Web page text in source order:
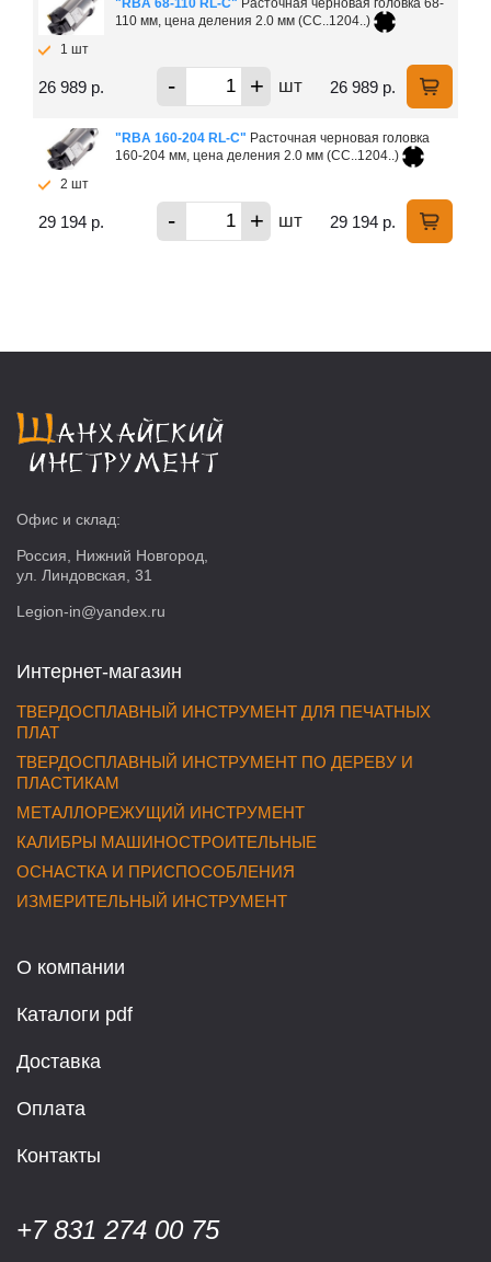
110 мм, цена деления 2.0 мм (СС..1204..)
1 шт
26 989 р. - + шт 26 989 р.
"RBA 160-204 RL-C" Расточная черновая головка
160-204 мм, цена деления 2.0 мм (СС..1204..)
2 шт
29 194 р. - + шт 29 194 р.
Офис и склад:
Россия, Нижний Новгород,
ул. Линдовская, 31
Legion-in@yandex.ru
Интернет-магазин
ТВЕРДОСПЛАВНЫЙ ИНСТРУМЕНТ ДЛЯ ПЕЧАТНЫХ
ПЛАТ
ТВЕРДОСПЛАВНЫЙ ИНСТРУМЕНТ ПО ДЕРЕВУ И
ПЛАСТИКАМ
МЕТАЛЛОРЕЖУЩИЙ ИНСТРУМЕНТ
КАЛИБРЫ МАШИНОСТРОИТЕЛЬНЫЕ
ОСНАСТКА И ПРИСПОСОБЛЕНИЯ
ИЗМЕРИТЕЛЬНЫЙ ИНСТРУМЕНТ
О компании
Каталоги pdf
Доставка
Оплата
Контакты
+7 831 274 00 75